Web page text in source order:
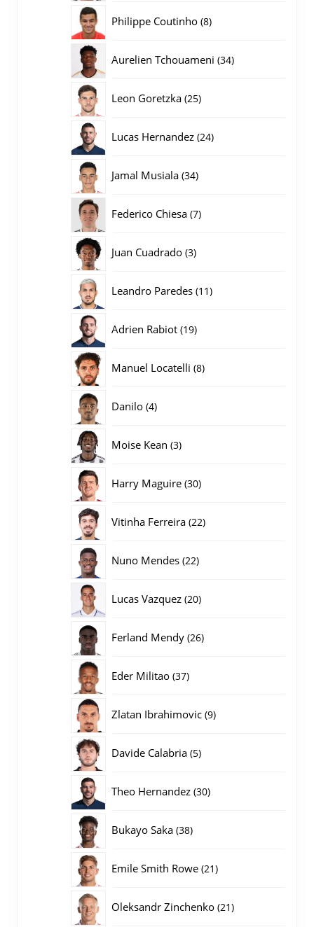
Philippe Coutinho 88
Aurelien Tchouameni 3434
Leon Goretzka 2525
Lucas Hernandez 2424
Jamal Musiala 3434
Federico Chiesa 77
Juan Cuadrado 33
Leandro Paredes 1111
Adrien Rabiot 1919
Manuel Locatelli 88
Danilo 44
Moise Kean 33
Harry Maguire 3030
Vitinha Ferreira 2222
Nuno Mendes 2222
Lucas Vazquez 2020
Ferland Mendy 2626
Eder Militao 3737
Zlatan Ibrahimovic 99
Davide Calabria 55
Theo Hernandez 3030
Bukayo Saka 3838
Emile Smith Rowe 2121
Oleksandr Zinchenko 2121